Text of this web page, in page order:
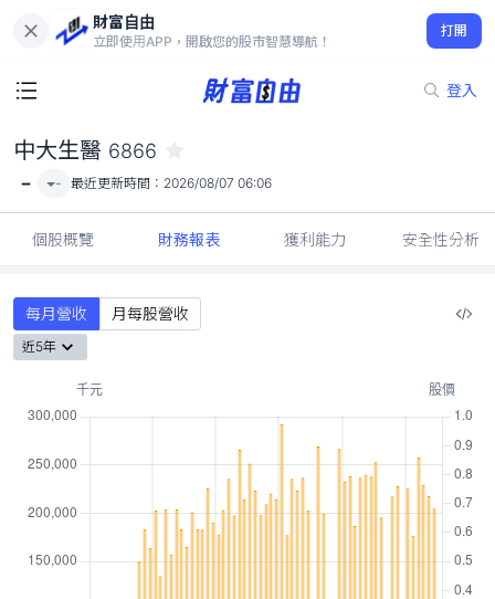
財富自由
立即使用APP，開啟您的股市智慧導航！
打開
登入
-
中大生醫 6866
- - 最近更新時間： 2026/08/07 06:06
個股概覽 財務報表 獲利能力 安全性分析
每月營收 月每股營收
近5年